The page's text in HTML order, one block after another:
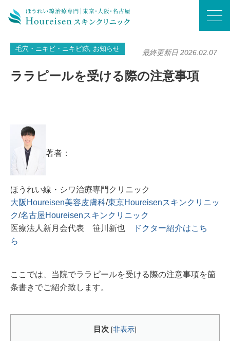
ララピールを受ける際の注意事項
毛穴・ニキビ・ニキビ跡, お知らせ 最終更新日 2026.02.07
ララピールを受ける際の注意事項
著者：
ほうれい線・シワ治療専門クリニック
大阪Houreisen美容皮膚科/東京Houreisenスキンクリニッ
ク/名古屋Houreisenスキンクリニック
医療法人新月会代表 笹川新也
ドクター紹介はこち
ら
ここでは、当院でララピールを受ける際の注意事項を箇
条書きでご紹介致します。
目次 [非表示]